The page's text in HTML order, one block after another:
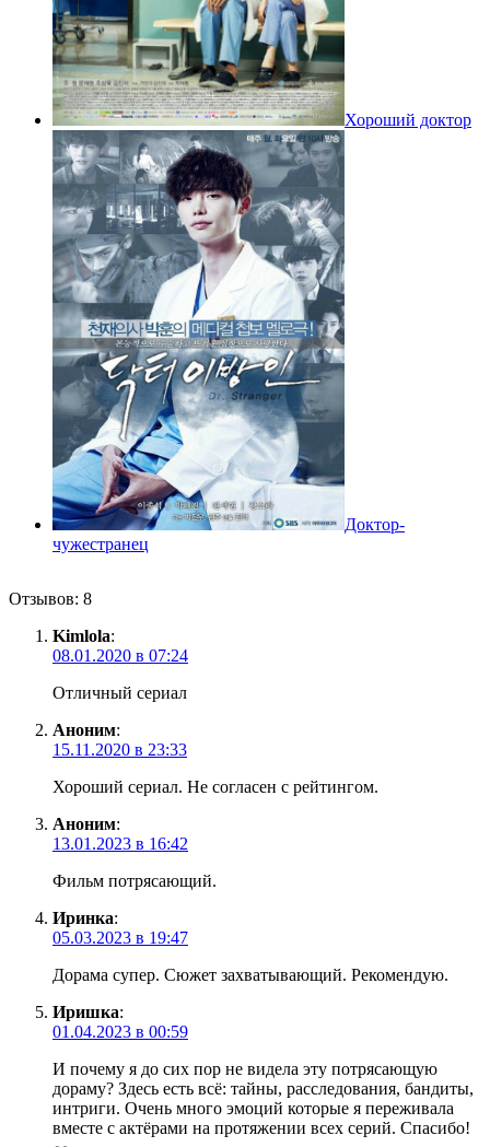
Хороший доктор
Доктор-
чужестранец
Отзывов: 8
Kimlola:
08.01.2020 в 07:24
Отличный сериал
Аноним:
15.11.2020 в 23:33
Хороший сериал. Не согласен с рейтингом.
Аноним:
13.01.2023 в 16:42
Фильм потрясающий.
Иринка:
05.03.2023 в 19:47
Дорама супер. Сюжет захватывающий. Рекомендую.
Иришка:
01.04.2023 в 00:59
И почему я до сих пор не видела эту потрясающую
дораму? Здесь есть всё: тайны, расследования, бандиты,
интриги. Очень много эмоций которые я переживала
вместе с актёрами на протяжении всех серий. Спасибо!